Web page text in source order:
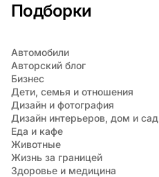
Подборки
Автомобили
Авторский блог
Бизнес
Дети, семья и отношения
Дизайн и фотография
Дизайн интерьеров, дом и сад
Еда и кафе
Животные
Жизнь за границей
Здоровье и медицина